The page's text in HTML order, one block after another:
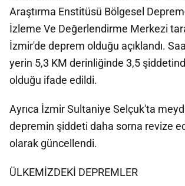
Araştırma Enstitüsü Bölgesel
İzleme Ve Değerlendirme Merkezi
İzmir'de deprem olduğu açıklandı.
yerin 5,3 KM derinliğinde 3,5
olduğu ifade edildi.
Ayrıca İzmir Sultaniye Selçuk'ta
depremin şiddeti daha sorna revize
olarak güncellendi.
ÜLKEMİZDEKİ DEPREMLER